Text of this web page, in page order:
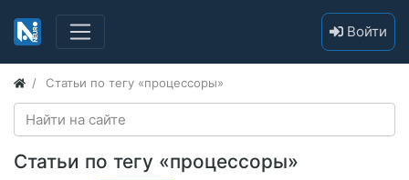
Войти
Статьи по тегу «процессоры»
Статьи по тегу «процессоры»